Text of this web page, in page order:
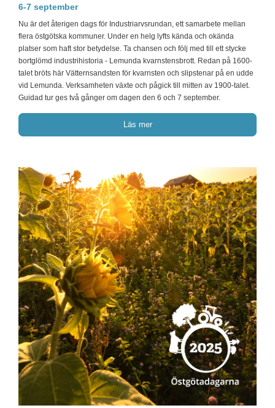
6-7 september
Nu är det återigen dags för Industriarvsrundan, ett samarbete mellan
flera östgötska kommuner. Under en helg lyfts kända och okända
platser som haft stor betydelse. Ta chansen och följ med till ett stycke
bortglömd industrihistoria - Lemunda kvarnstensbrott. Redan på 1600-
talet bröts här Vätternsandsten för kvarnsten och slipstenar på en udde
vid Lemunda. Verksamheten växte och pågick till mitten av 1900-talet.
Guidad tur ges två gånger om dagen den 6 och 7 september.
Läs mer